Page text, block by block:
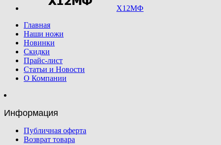
Х12МФ
Главная
Наши ножи
Новинки
Скидки
Прайс-лист
Статьи и Новости
О Компании
Информация
Публичная оферта
Возврат товара